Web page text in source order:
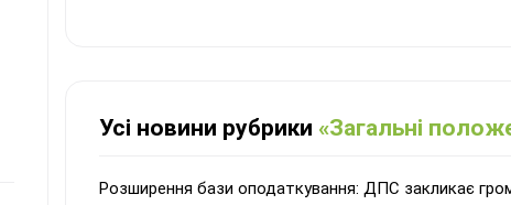
Усі новини рубрики «Загальні
Розширення бази оподаткування: ДПС закликає